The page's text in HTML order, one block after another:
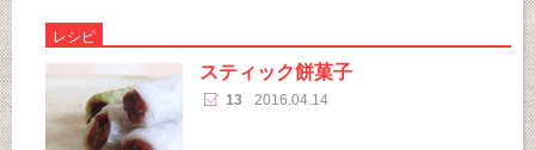
レシピ
スティック餅菓子
13 2016.04.14